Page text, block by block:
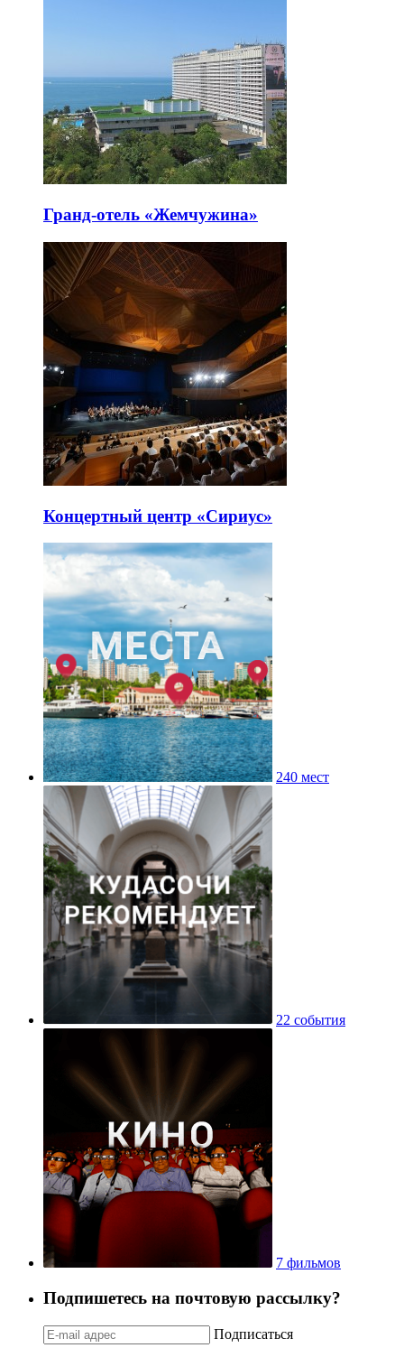
Гранд-отель «Жемчужина»
Концертный центр «Сириус»
240 мест
22 события
7 фильмов
Подпишетесь на почтовую рассылку?
Подписаться